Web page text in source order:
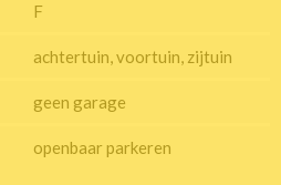
F
achtertuin, voortuin, zijtuin
geen garage
openbaar parkeren